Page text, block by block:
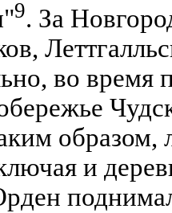
9. За
во время
образом,
и